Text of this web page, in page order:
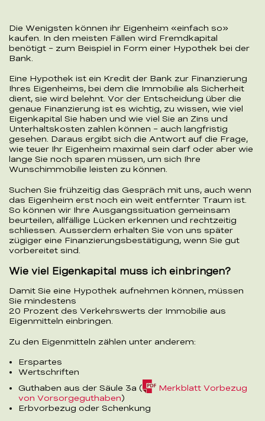
Die Wenigsten können ihr Eigenheim «einfach so»
kaufen. In den meisten Fällen wird Fremdkapital
benötigt – zum Beispiel in Form einer Hypothek bei der
Bank.
Eine Hypothek ist ein Kredit der Bank zur Finanzierung
Ihres Eigenheims, bei dem die Immobilie als Sicherheit
dient, sie wird belehnt. Vor der Entscheidung über die
genaue Finanzierung ist es wichtig, zu wissen, wie viel
Eigenkapital Sie haben und wie viel Sie an Zins und
Unterhaltskosten zahlen können – auch langfristig
gesehen. Daraus ergibt sich die Antwort auf die Frage,
wie teuer Ihr Eigenheim maximal sein darf oder aber wie
lange Sie noch sparen müssen, um sich Ihre
Wunschimmobilie leisten zu können.
Suchen Sie frühzeitig das Gespräch mit uns, auch wenn
das Eigenheim erst noch ein weit entfernter Traum ist.
So können wir Ihre Ausgangssituation gemeinsam
beurteilen, allfällige Lücken erkennen und rechtzeitig
schliessen. Ausserdem erhalten Sie von uns später
zügiger eine Finanzierungsbestätigung, wenn Sie gut
vorbereitet sind.
Wie viel Eigenkapital muss ich einbringen?
Damit Sie eine Hypothek aufnehmen können, müssen
Sie mindestens
20 Prozent des Verkehrswerts der Immobilie aus
Eigenmitteln einbringen.
Zu den Eigenmitteln zählen unter anderem:
Erspartes
Wertschriften
Guthaben aus der Säule 3a (
Merkblatt Vorbezug
von Vorsorgeguthaben(PDF,
105.5
)
Erbvorbezug oder Schenkung